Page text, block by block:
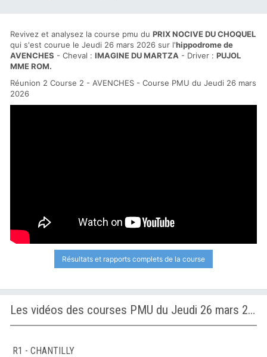
Revivez et analysez la course pmu du PRIX NOCIVE DU CHOQUEL
qui s'est courue le Jeudi 26 mars 2026 sur l'hippodrome de
AVENCHES - Cheval : IMAGINE DU MARTZA - Driver : PUJOL
MME ROM.
Réunion 2 Course 2 - AVENCHES - Course PMU du Jeudi 26 mars
2026
Résultats et rapports complets de la course
Les vidéos des courses PMU du Jeudi 26 mars 2026
R1 - CHANTILLY